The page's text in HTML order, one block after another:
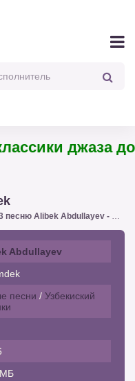
джаза до
Alibek Abdullayev - Onamdek
Abdullayev
песни / Узбекиский
МБ